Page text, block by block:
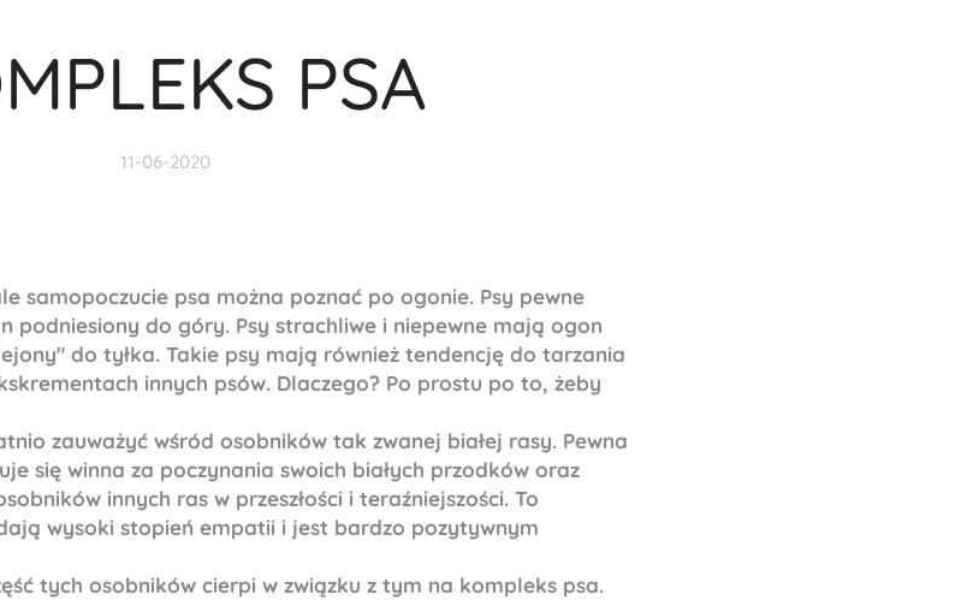
PSA
11-06-2020
samopoczucie psa można poznać po ogonie. Psy pewne
podniesiony do góry. Psy strachliwe i niepewne mają ogon
do tyłka. Takie psy mają również tendencję do tarzania
innych psów. Dlaczego? Po prostu po to, żeby
zauważyć wśród osobników tak zwanej białej rasy. Pewna
się winna za poczynania swoich białych przodków oraz
innych ras w przeszłości i teraźniejszości. To
wysoki stopień empatii i jest bardzo pozytywnym
tych osobników cierpi w związku z tym na kompleks psa.